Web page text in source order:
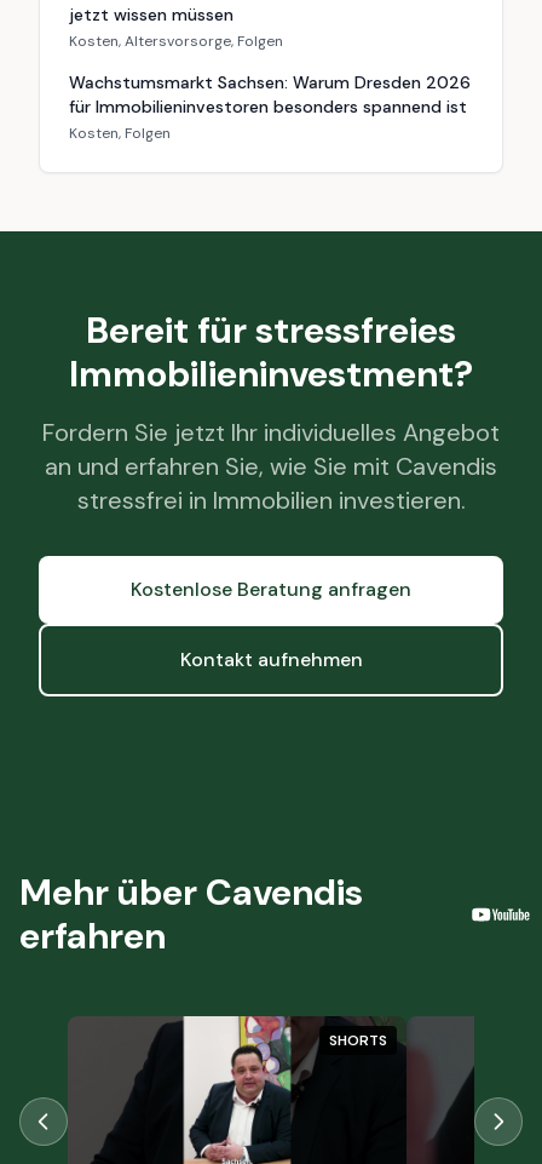
jetzt wissen müssen
Kosten, Altersvorsorge, Folgen
Wachstumsmarkt Sachsen: Warum Dresden 2026
für Immobilieninvestoren besonders spannend ist
Kosten, Folgen
Bereit für stressfreies
Immobilieninvestment?
Fordern Sie jetzt Ihr individuelles Angebot
an und erfahren Sie, wie Sie mit Cavendis
stressfrei in Immobilien investieren.
Kostenlose Beratung anfragen
Kontakt aufnehmen
Mehr über Cavendis
erfahren
SHORTS